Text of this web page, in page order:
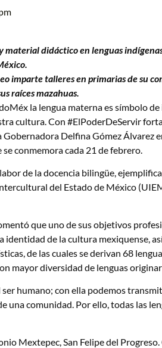
didáctico en lenguas
imparte talleres en primarias de su
raíces mazahuas.
la lengua materna es símbolo
cultura. Con #ElPoderDeServir
Delfina Gómez Álvarez
conmemora cada 21 de febrero.
de la docencia bilingüe,
del Estado de México
que uno de sus objetivos
identidad de la cultura mexiquense,
de las cuales se derivan 68
mayor diversidad de lenguas
humano; con ella podemos
una comunidad. Por ello, todas las
Mextepec, San Felipe del